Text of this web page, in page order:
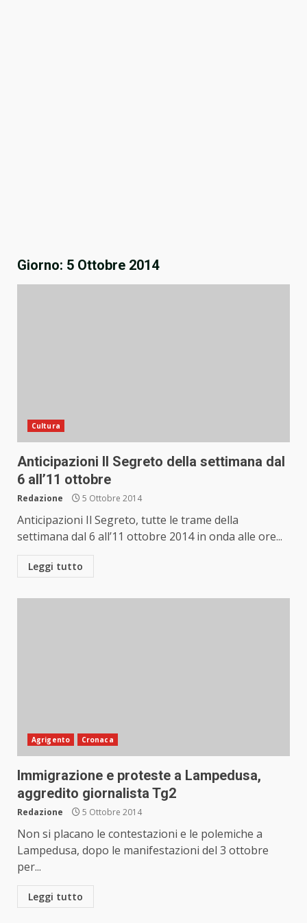
Giorno: 5 Ottobre 2014
Cultura
Anticipazioni Il Segreto della settimana dal
6 all’11 ottobre
Redazione 5 Ottobre 2014
Anticipazioni Il Segreto, tutte le trame della
settimana dal 6 all’11 ottobre 2014 in onda alle ore...
Leggi tutto
Agrigento Cronaca
Immigrazione e proteste a Lampedusa,
aggredito giornalista Tg2
Redazione 5 Ottobre 2014
Non si placano le contestazioni e le polemiche a
Lampedusa, dopo le manifestazioni del 3 ottobre
per...
Leggi tutto